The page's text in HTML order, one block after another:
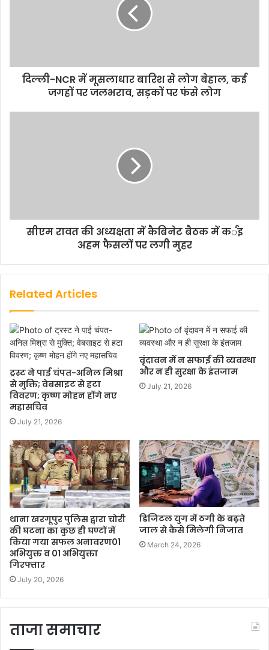
दिल्ली-NCR में मूसलाधार बारिश से लोग बेहाल, कई
जगहों पर जलभराव, सड़कों पर फंसे लोग
सीएम रावत की अध्यक्षता में कैबिनेट बैठक में कर्इ
अहम फैसलों पर लगी मुहर
Related Articles
ट्रस्ट ने पाई चंपत-अनिल मिश्रा
से मुक्ति; वेबसाइट से हटा
विवरण; कृष्ण मोहन होंगे नए
महासचिव
July 21, 2026
वृंदावन में न सफाई की व्यवस्था
और न ही सुरक्षा के इंतजाम
July 21, 2026
थाना खरगूपुर पुलिस द्वारा चोरी
की घटना का कुछ ही घण्टों में
किया गया सफल अनावरण01
अभियुक्त व 01 अभियुक्ता
गिरफ्तार
July 20, 2026
डिजिटल युग में ठगी के बढ़ते
जाल से कैसे मिलेगी निजात
March 24, 2026
ताजा समाचार